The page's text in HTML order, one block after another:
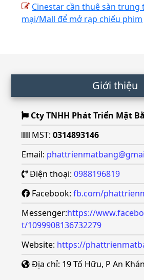
Cinestar cần thuê sàn
mại/Mall để mở rạp chiếu phim
Footer Giới thiệu
Cty TNHH Phát Triển Mặt
MST: 0314893146
Email:
Điện thoại: 0988196819
Facebook:fb.com/
Messenger:https://
t/1099908136732279
Website: https://
Địa chỉ: 19 Tố Hữu, P An